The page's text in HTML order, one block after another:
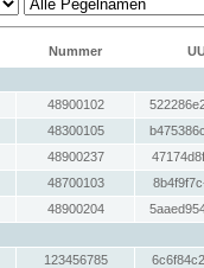
Nummer
48900102
48300105
48900237
48700103
48900204
123456785